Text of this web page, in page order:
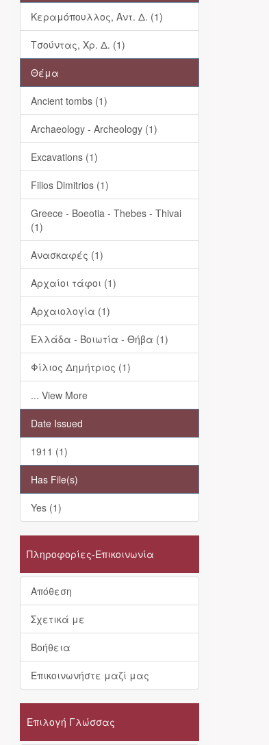
Κεραμόπουλλος, Αντ. Δ. (1)
Τσούντας, Χρ. Δ. (1)
Θέμα
Ancient tombs (1)
Archaeology - Archeology (1)
Excavations (1)
Filios Dimitrios (1)
Greece - Boeotia - Thebes - Thivai
(1)
Ανασκαφές (1)
Αρχαίοι τάφοι (1)
Αρχαιολογία (1)
Ελλάδα - Βοιωτία - Θήβα (1)
Φίλιος Δημήτριος (1)
... View More
Date Issued
1911 (1)
Has File(s)
Yes (1)
Πληροφορίες-Επικοινωνία
Απόθεση
Σχετικά με
Βοήθεια
Επικοινωνήστε μαζί μας
Επιλογή Γλώσσας